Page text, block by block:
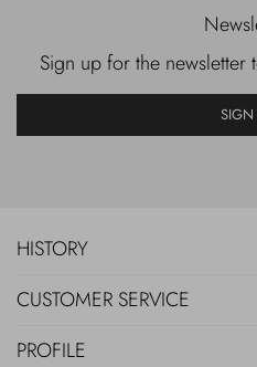
Sign up for the newsletter
SIGN
HISTORY
CUSTOMER SERVICE
PROFILE